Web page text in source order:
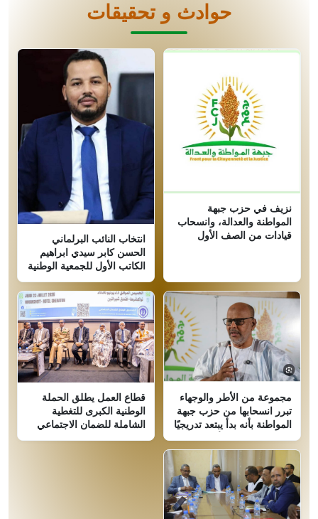
حوادث و تحقيقات
نزيف في حزب جبهة
المواطنة والعدالة، وانسحاب
قيادات من الصف الأول
انتخاب النائب البرلماني
الحسن كابر سيدي ابراهيم
الكاتب الأول للجمعية الوطنية
مجموعة من الأطر والوجهاء
تبرر انسحابها من حزب جبهة
المواطنة بأنه بدأ يبتعد تدريجيًا
عن المبادئ التي تأسس عليها
قطاع العمل يطلق الحملة
الوطنية الكبرى للتغطية
الشاملة للضمان الاجتماعي